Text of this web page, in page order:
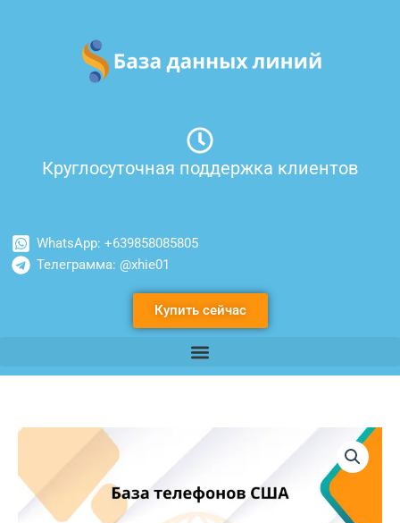
содержимому
Круглосуточная поддержка клиентов
WhatsApp: +639858085805
Телеграмма: @xhie01
Купить сейчас
Количество
телефонов
США